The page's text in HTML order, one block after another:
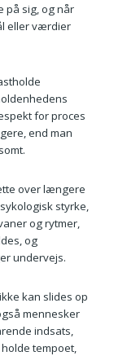
på sig, og når
eller værdier
for proces
end man
over længere
styrke,
og rytmer,
og
undervejs.
kan slides op
mennesker
indsats,
tempoet,